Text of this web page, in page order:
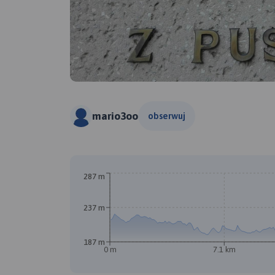
mario3oo obserwuj
0 m 7.1 km
187 m
237 m
287 m